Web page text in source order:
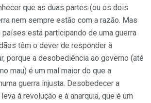
que as duas partes (ou os dois
nem sempre estão com a razão. Mas
países está participando de uma guerra
têm o dever de responder à
porque a desobediência ao governo (até
mau) é um mal maior do que a
guerra injusta. Desobedecer a
à revolução e à anarquia, que é um